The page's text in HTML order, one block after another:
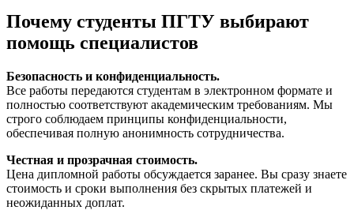
Почему студенты ПГТУ выбирают
помощь специалистов
Безопасность и конфиденциальность.
Все работы передаются студентам в электронном формате и
полностью соответствуют академическим требованиям. Мы
строго соблюдаем принципы конфиденциальности,
обеспечивая полную анонимность сотрудничества.
Честная и прозрачная стоимость.
Цена дипломной работы обсуждается заранее. Вы сразу знаете
стоимость и сроки выполнения без скрытых платежей и
неожиданных доплат.